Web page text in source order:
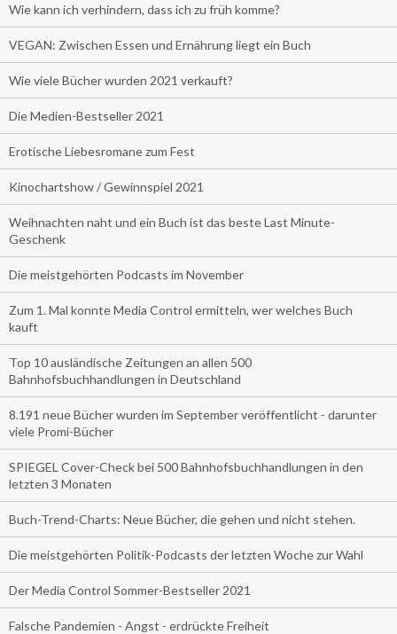
Wie kann ich verhindern, dass ich zu früh komme?
VEGAN: Zwischen Essen und Ernährung liegt ein Buch
Wie viele Bücher wurden 2021 verkauft?
Die Medien-Bestseller 2021
Erotische Liebesromane zum Fest
Kinochartshow / Gewinnspiel 2021
Weihnachten naht und ein Buch ist das beste Last Minute-
Geschenk
Die meistgehörten Podcasts im November
Zum 1. Mal konnte Media Control ermitteln, wer welches Buch
kauft
Top 10 ausländische Zeitungen an allen 500
Bahnhofsbuchhandlungen in Deutschland
8.191 neue Bücher wurden im September veröffentlicht - darunter
viele Promi-Bücher
SPIEGEL Cover-Check bei 500 Bahnhofsbuchhandlungen in den
letzten 3 Monaten
Buch-Trend-Charts: Neue Bücher, die gehen und nicht stehen.
Die meistgehörten Politik-Podcasts der letzten Woche zur Wahl
Der Media Control Sommer-Bestseller 2021
Falsche Pandemien - Angst - erdrückte Freiheit